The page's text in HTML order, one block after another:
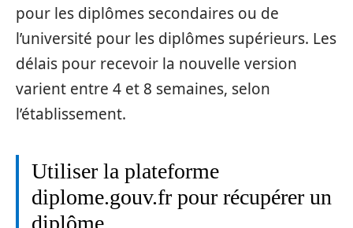
pour les diplômes secondaires ou de
l’université pour les diplômes supérieurs. Les
délais pour recevoir la nouvelle version
varient entre 4 et 8 semaines, selon
l’établissement.
Utiliser la plateforme
diplome.gouv.fr pour récupérer un
diplôme